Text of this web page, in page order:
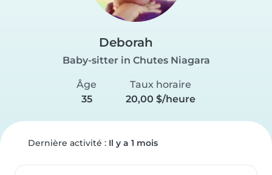
Deborah
Baby-sitter in Chutes Niagara
Âge
35
Taux horaire
20,00 $/heure
Dernière activité : Il y a 1 mois